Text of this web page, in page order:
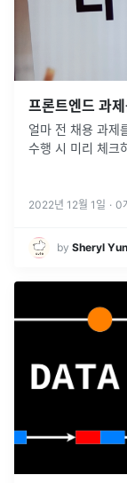
프론트엔드 과
얼마 전 채용 과제
수행 시 미리 체크
2022년 12월 1일 · 0
by Sheryl Yun